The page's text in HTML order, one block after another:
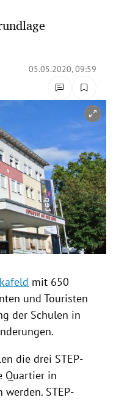
05.05.2020, 09:59
mit 650
und Touristen
der Schulen in
die drei STEP-
Quartier in
STEP-